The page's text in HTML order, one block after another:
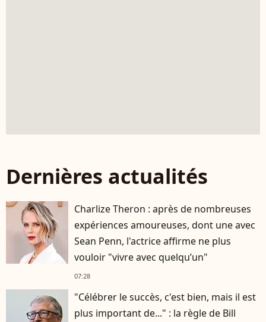
Dernières actualités
Charlize Theron : après de nombreuses
expériences amoureuses, dont une avec
Sean Penn, l'actrice affirme ne plus
vouloir "vivre avec quelqu’un"
07:28
"Célébrer le succès, c'est bien, mais il est
plus important de..." : la règle de Bill